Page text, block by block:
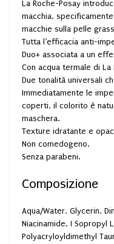
La Roche-Posay
macchia,
macchie sulla pelle
Tutta l’efficacia anti-
Duo+ associata a un
Con acqua termale di La
Due tonalità universali
Immediatamente le
coperti, il colorito è
maschera.
Texture idratante e
Non comedogeno.
Senza parabeni.
Composizione
Aqua/Water, Glycerin,
Niacinamide, I Sopropyl
Polyacryloyldimethyl